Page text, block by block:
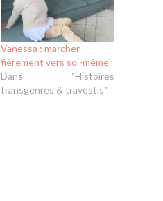
Vanessa : marcher
fièrement vers soi-même
Dans "Histoires
transgenres & travestis"